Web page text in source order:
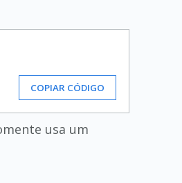
COPIAR CÓDIGO
usa um